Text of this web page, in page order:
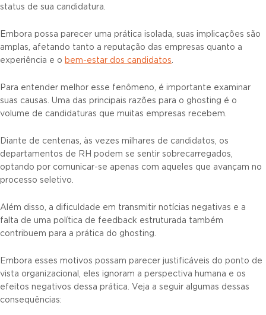
status de sua candidatura.
Embora possa parecer uma prática isolada, suas implicações são
amplas, afetando tanto a reputação das empresas quanto a
experiência e o bem-estar dos candidatos.
Para entender melhor esse fenômeno, é importante examinar
suas causas. Uma das principais razões para o ghosting é o
volume de candidaturas que muitas empresas recebem.
Diante de centenas, às vezes milhares de candidatos, os
departamentos de RH podem se sentir sobrecarregados,
optando por comunicar-se apenas com aqueles que avançam no
processo seletivo.
Além disso, a dificuldade em transmitir notícias negativas e a
falta de uma política de feedback estruturada também
contribuem para a prática do ghosting.
Embora esses motivos possam parecer justificáveis do ponto de
vista organizacional, eles ignoram a perspectiva humana e os
efeitos negativos dessa prática. Veja a seguir algumas dessas
consequências: